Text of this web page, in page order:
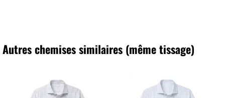
Autres chemises similaires (même tissage)